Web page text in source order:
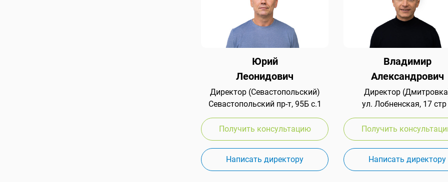
Юрий
Леонидович
Директор (Севастопольский)
Севастопольский пр-т, 95Б с.1
Получить консультацию
Написать директору
Владимир
Александрович
Директор
ул. Лобненская, 17 стр
Получить
Написать директору